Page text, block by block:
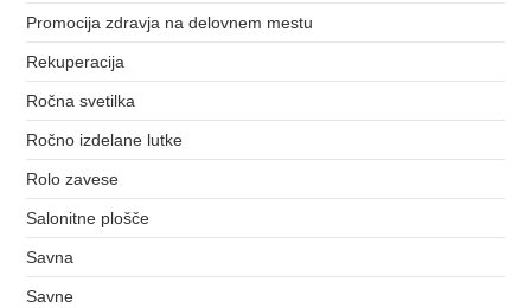
Promocija zdravja na delovnem mestu
Rekuperacija
Ročna svetilka
Ročno izdelane lutke
Rolo zavese
Salonitne plošče
Savna
Savne